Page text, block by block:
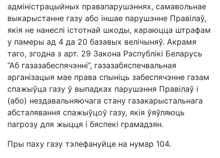
адміністрацыйных правапарушэннях, самавольнае
выкарыстанне газу або іншае парушэнне Правілаў,
якія не нанеслі істотнай шкоды, караюцца штрафам
у памеры ад 4 да 20 базавых велічыняў. Акрамя
таго, згодна з арт. 29 Закона Рэспублікі Беларусь
“Аб газазабеспячэнні”, газазабяспечвальная
арганізацыя мае права спыніць забеспячэнне газам
спажыўца газу ў выпадках парушэння Правілаў і
(або) нездавальняючага стану газакарыстальнага
абсталявання спажыўцоў газу, якія ўяўляюць
пагрозу для жыцця і бяспекі грамадзян.
Пры паху газу тэлефануйце на нумар 104.